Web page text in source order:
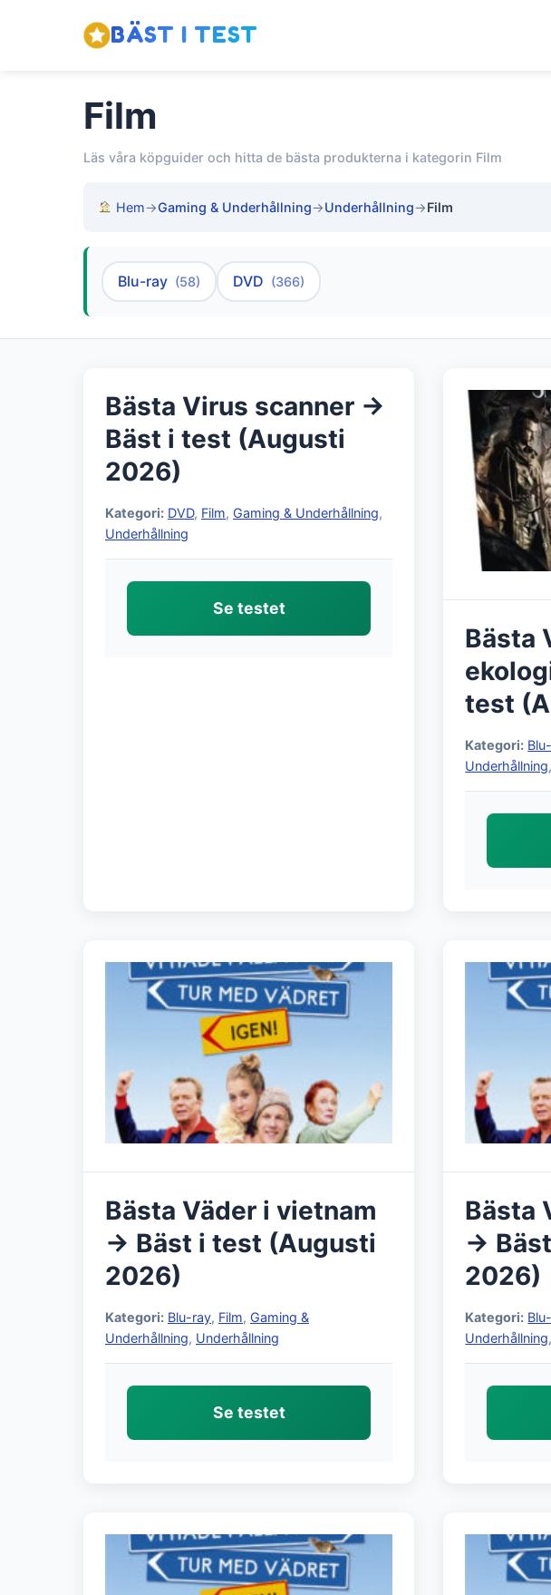
BÄST I TEST
Film
Läs våra köpguider och hitta de bästa produkterna i kategorin Film
Hem→Gaming & Underhållning→Underhållning→Film
Blu-ray (58) DVD (366)
Bästa Virus scanner →
Bäst i test (Augusti
2026)
Kategori: DVD, Film, Gaming & Underhållning,
Underhållning
Se testet
Bästa
test
Kategori:
Underhållning,
Bästa Väder i vietnam
→ Bäst i test (Augusti
2026)
Kategori: Blu-ray, Film, Gaming &
Underhållning, Underhållning
Se testet
Bästa
→
2026)
Kategori:
Underhållning,